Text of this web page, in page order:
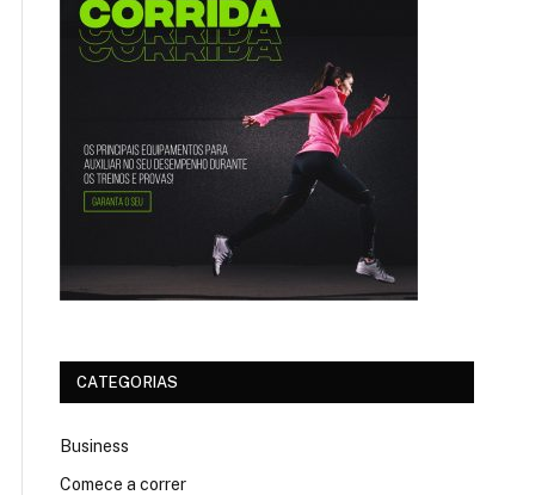
CATEGORIAS
Business
Comece a correr